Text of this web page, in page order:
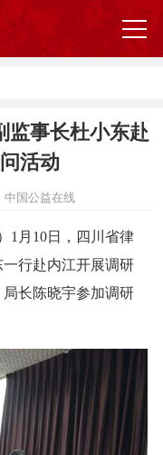
监事长杜小东赴
活动
中国公益在线
1月10日，四川省律
行赴内江开展调研
长陈晓宇参加调研